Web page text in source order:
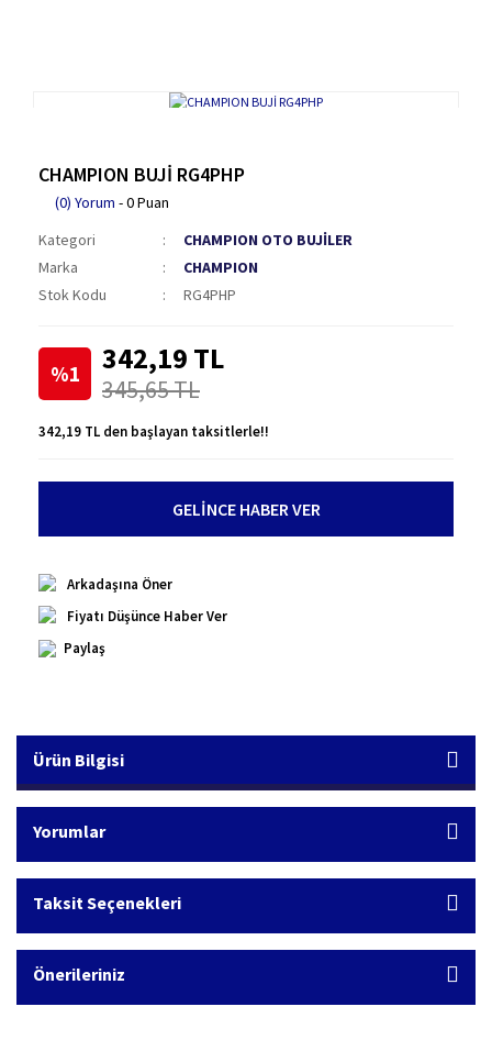
CHAMPION BUJİ RG4PHP
(0) Yorum - 0 Puan
Kategori
CHAMPION OTO BUJİLER
Marka
CHAMPION
Stok Kodu
RG4PHP
%1 342,19 TL
345,65 TL
342,19 TL den başlayan taksitlerle!!
GELİNCE HABER VER
Arkadaşına Öner
Fiyatı Düşünce Haber Ver
Paylaş
Ürün Bilgisi
Yorumlar
Taksit Seçenekleri
Önerileriniz